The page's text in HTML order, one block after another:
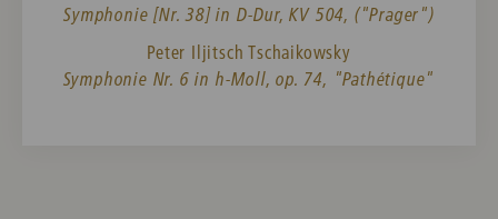
Symphonie [Nr. 38] in D-Dur, KV 504, ("Prager")
Peter Iljitsch Tschaikowsky
Symphonie Nr. 6 in h-Moll, op. 74, "Pathétique"